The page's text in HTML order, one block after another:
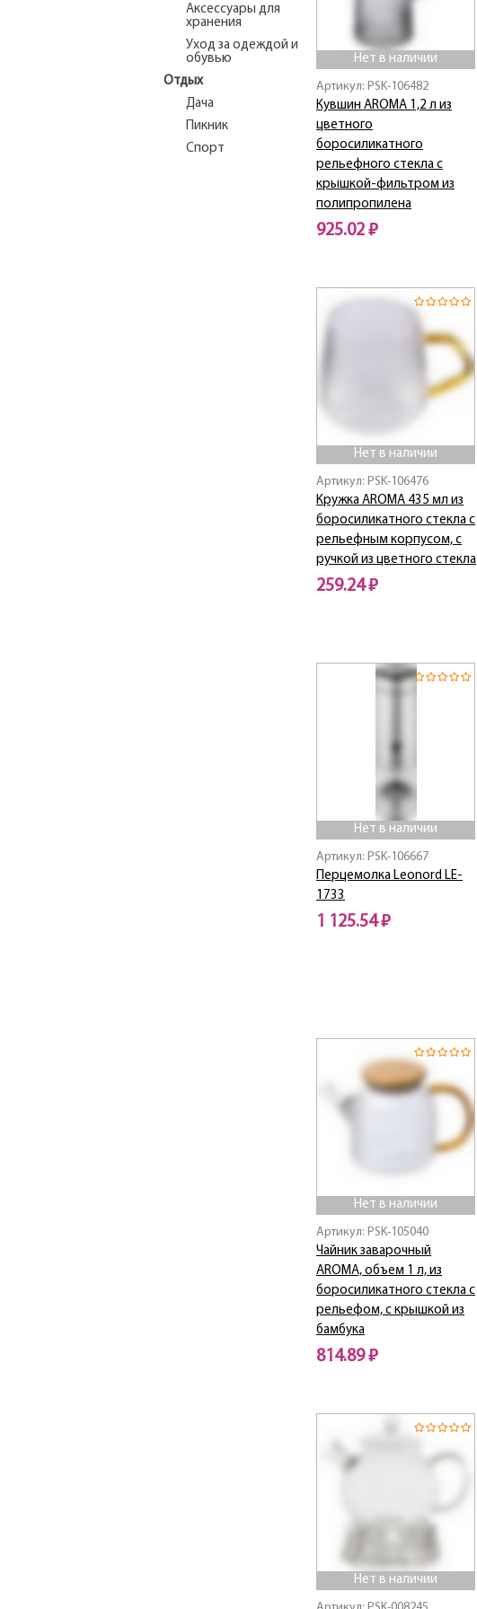
Аксессуары для
хранения
Уход за одеждой и
обувью
Отдых
Дача
Пикник
Спорт
Нет в наличии
Артикул: PSK-106482
Кувшин AROMA 1,2 л из
цветного
боросиликатного
рельефного стекла с
крышкой-фильтром из
полипропилена
925.02 ₽
Нет в наличии
Артикул: PSK-106476
Кружка AROMA 435 мл из
боросиликатного стекла с
рельефным корпусом, с
ручкой из цветного стекла
259.24 ₽
Нет в наличии
Артикул: PSK-106667
Перцемолка Leonord LE-
1733
1 125.54 ₽
Нет в наличии
Артикул: PSK-105040
Чайник заварочный
AROMA, объем 1 л, из
боросиликатного стекла с
рельефом, с крышкой из
бамбука
814.89 ₽
Нет в наличии